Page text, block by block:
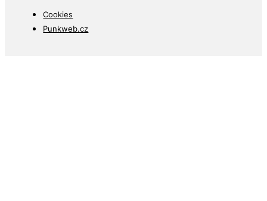
Cookies
Punkweb.cz